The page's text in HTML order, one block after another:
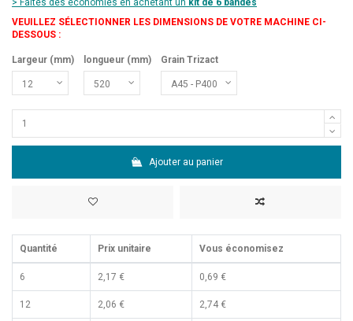
VEUILLEZ SÉLECTIONNER LES DIMENSIONS DE VOTRE MACHINE CI-
DESSOUS :
Largeur (mm) longueur (mm) Grain Trizact
Ajouter au panier
Quantité Prix unitaire Vous économisez
6 2,17 € 0,69 €
12 2,06 € 2,74 €